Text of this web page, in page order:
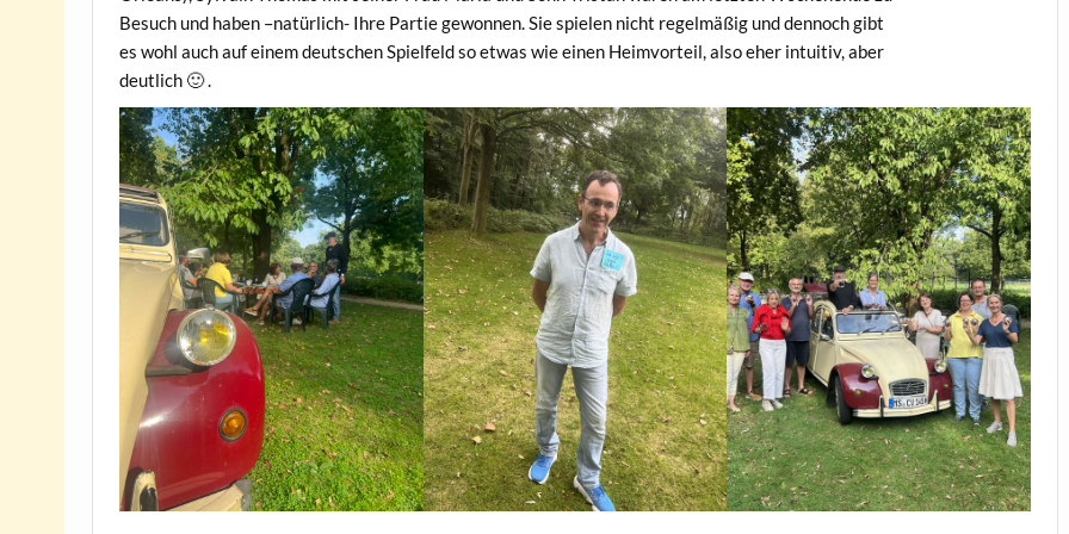
Besuch und haben –natürlich- Ihre Partie gewonnen. Sie spielen nicht regelmäßig und dennoch gibt
es wohl auch auf einem deutschen Spielfeld so etwas wie einen Heimvorteil, also eher intuitiv, aber
deutlich 🙂 .